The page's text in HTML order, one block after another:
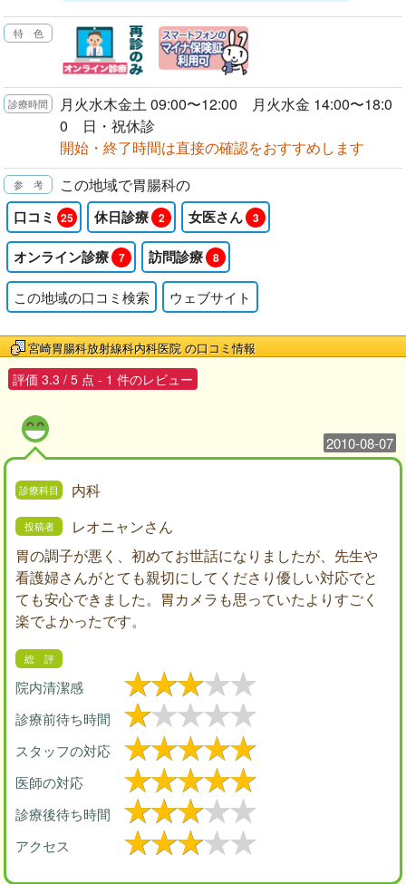
月火水木金土 09:00〜12:00 月火水金 14:00〜18:0
0 日・祝休診
開始・終了時間は直接の確認をおすすめします
この地域で胃腸科の
口コミ 25 休日診療 2 女医さん 3
オンライン診療 7 訪問診療 8
この地域の口コミ検索 ウェブサイト
宮崎胃腸科放射線科内科医院の口コミ情報
評価 3.3 / 5 点 - 1 件のレビュー
2010-08-07
内科
レオニャンさん
胃の調子が悪く、初めてお世話になりましたが、先生や
看護婦さんがとても親切にしてくださり優しい対応でと
ても安心できました。胃カメラも思っていたよりすごく
楽でよかったです。
院内清潔感
診療前待ち時間
スタッフの対応
医師の対応
診療後待ち時間
アクセス